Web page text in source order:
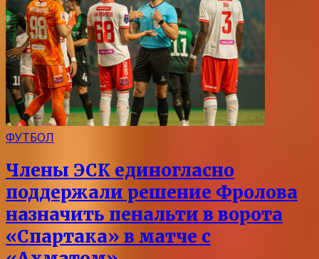
ФУТБОЛ
Члены ЭСК единогласно
поддержали решение Фролова
назначить пенальти в ворота
«Спартака» в матче с